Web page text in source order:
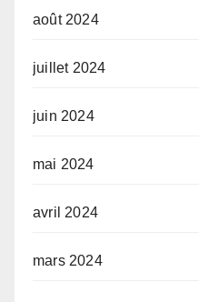
août 2024
juillet 2024
juin 2024
mai 2024
avril 2024
mars 2024